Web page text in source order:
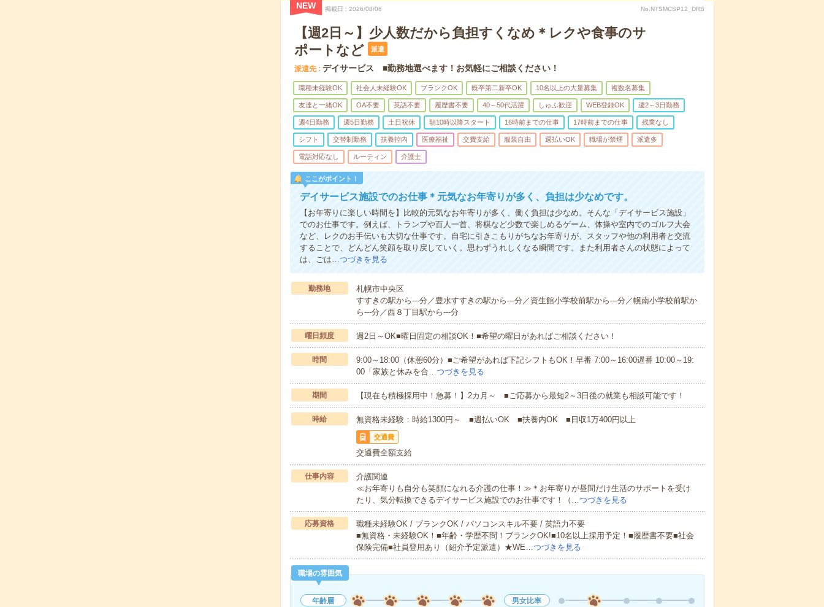
NEW 掲載日 2026/08/06 No.NTSMCSP12_DRB
【週2日～】少人数だから負担すくなめ＊レクや食事のサ
ポートなど
派遣
派遣先 デイサービス ■勤務地選べます！お気軽にご相談ください！
職種未経験OK 社会人未経験OK ブランクOK 既卒第二新卒OK 10名以上の大量募集 複数名募集
友達と一緒OK OA不要 英語不要 履歴書不要 40～50代活躍 しゅふ歓迎 WEB登録OK 週2～3日勤務
週4日勤務 週5日勤務 土日祝休 朝10時以降スタート 16時前までの仕事 17時前までの仕事 残業なし
シフト 交替制勤務 扶養控内 医療福祉 交費支給 服装自由 週払いOK 職場が禁煙 派遣多
電話対応なし ルーティン 介護士
ここがポイント！
デイサービス施設でのお仕事＊元気なお年寄りが多く、負担は少なめです。
【お年寄りに楽しい時間を】比較的元気なお年寄りが多く、働く負担は少なめ。そんな「デイサービス施設」
でのお仕事です。例えば、トランプや百人一首、将棋など少数で楽しめるゲーム、体操や室内でのゴルフ大会
など、レクのお手伝いも大切な仕事です。自宅に引きこもりがちなお年寄りが、スタッフや他の利用者と交流
することで、どんどん笑顔を取り戻していく。思わずうれしくなる瞬間です。また利用者さんの状態によって
は、ごは…つづきを見る
勤務地
札幌市中央区
すすきの駅から---分／豊水すすきの駅から---分／資生館小学校前駅から---分／幌南小学校前駅か
ら---分／西８丁目駅から---分
曜日頻度 週2日～OK■曜日固定の相談OK！■希望の曜日があればご相談ください！
時間
9:00～18:00（休憩60分）■ご希望があれば下記シフトもOK！早番 7:00～16:00遅番 10:00～19:
00「家族と休みを合…つづきを見る
期間 【現在も積極採用中！急募！】2カ月～ ■ご応募から最短2～3日後の就業も相談可能です！
時給 無資格未経験：時給1300円～ ■週払いOK ■扶養内OK ■日収1万400円以上
交通費
交通費全額支給
仕事内容
介護関連
≪お年寄りも自分も笑顔になれる介護の仕事！≫＊お年寄りが昼間だけ生活のサポートを受け
たり、気分転換できるデイサービス施設でのお仕事です！（…つづきを見る
応募資格
職種未経験OK / ブランクOK / パソコンスキル不要 / 英語力不要
■無資格・未経験OK！■年齢・学歴不問！ブランクOK!■10名以上採用予定！■履歴書不要■社会
保険完備■社員登用あり（紹介予定派遣）★WE…つづきを見る
職場の雰囲気
年齢層
男女比率